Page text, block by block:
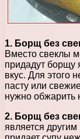
1. Борщ без
Вместо свеклы
придадут борщу
вкус. Для этого
пасту или
нужно обжарить
2. Борщ без
является